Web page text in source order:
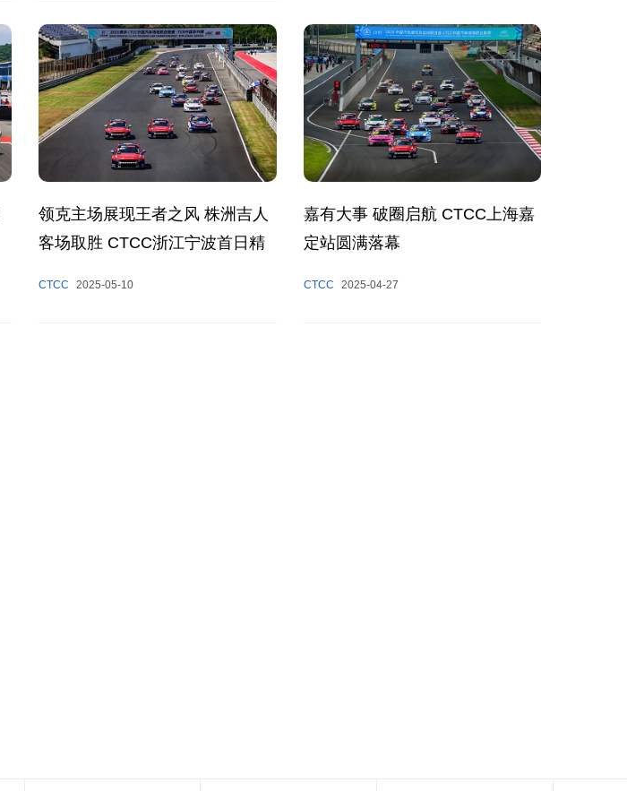
领克主场展现王者之风 株洲吉人
客场取胜 CTCC浙江宁波首日精
CTCC 2025-05-10
嘉有大事 破圈启航 CTCC上海嘉
定站圆满落幕
CTCC 2025-04-27